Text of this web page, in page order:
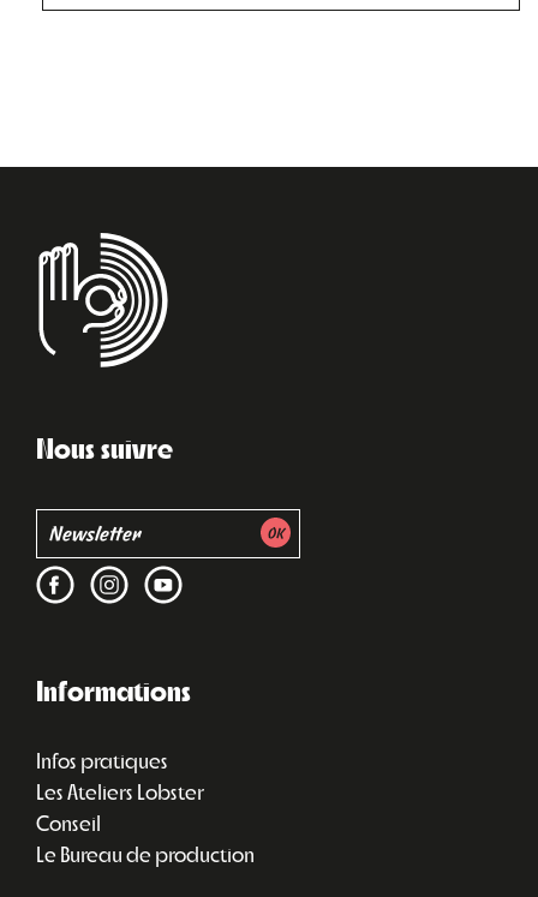
Nous suivre
Informations
Infos pratiques
Les Ateliers Lobster
Conseil
Le Bureau de production